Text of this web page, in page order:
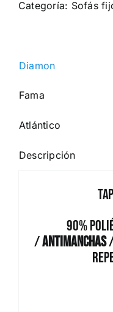
Categoría: Sofás
Diamon
Fama
Atlántico
Descripción
90%
/Antimanchas/